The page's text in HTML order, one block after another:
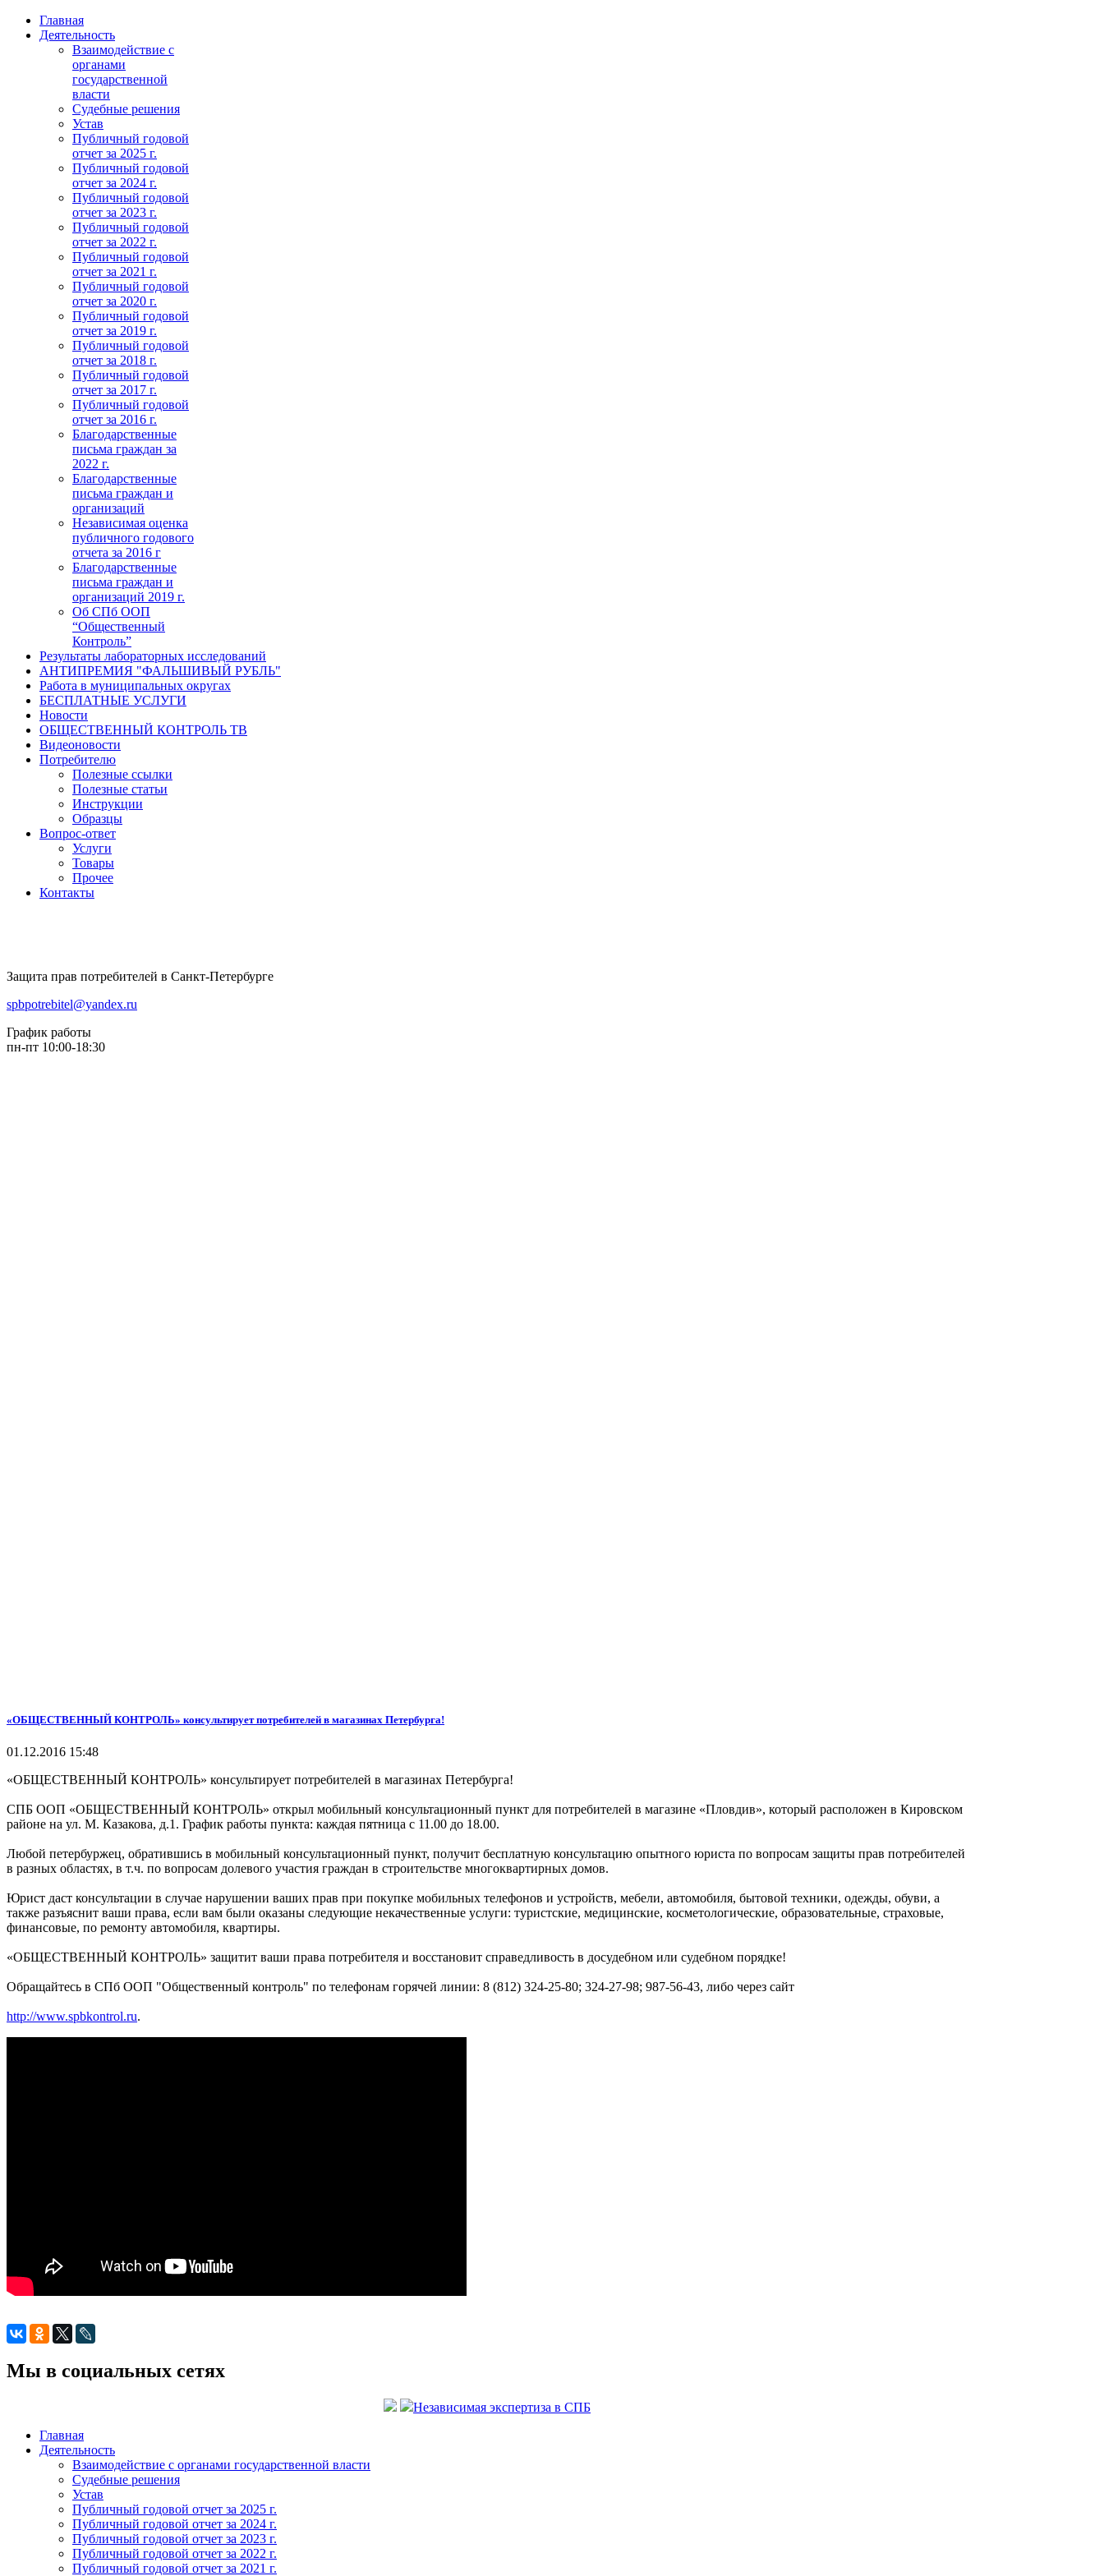
Главная
Деятельность
Взаимодействие с
органами
государственной
власти
Судебные решения
Устав
Публичный годовой
отчет за 2025 г.
Публичный годовой
отчет за 2024 г.
Публичный годовой
отчет за 2023 г.
Публичный годовой
отчет за 2022 г.
Публичный годовой
отчет за 2021 г.
Публичный годовой
отчет за 2020 г.
Публичный годовой
отчет за 2019 г.
Публичный годовой
отчет за 2018 г.
Публичный годовой
отчет за 2017 г.
Публичный годовой
отчет за 2016 г.
Благодарственные
письма граждан за
2022 г.
Благодарственные
письма граждан и
организаций
Независимая оценка
публичного годового
отчета за 2016 г
Благодарственные
письма граждан и
организаций 2019 г.
Об СПб ООП
“Общественный
Контроль”
Результаты лабораторных исследований
АНТИПРЕМИЯ "ФАЛЬШИВЫЙ РУБЛЬ"
Работа в муниципальных округах
БЕСПЛАТНЫЕ УСЛУГИ
Новости
ОБЩЕСТВЕННЫЙ КОНТРОЛЬ ТВ
Видеоновости
Потребителю
Полезные ссылки
Полезные статьи
Инструкции
Образцы
Вопрос-ответ
Услуги
Товары
Прочее
Контакты
Защита прав потребителей в Санкт-Петербурге
spbpotrebitel@yandex.ru
График работы
пн-пт 10:00-18:30
«ОБЩЕСТВЕННЫЙ КОНТРОЛЬ» консультирует потребителей в магазинах Петербурга!
01.12.2016 15:48
«ОБЩЕСТВЕННЫЙ КОНТРОЛЬ» консультирует потребителей в магазинах Петербурга!
СПБ ООП «ОБЩЕСТВЕННЫЙ КОНТРОЛЬ» открыл мобильный консультационный пункт для потребителей в магазине «Пловдив», который расположен в Кировском
районе на ул. М. Казакова, д.1. График работы пункта: каждая пятница с 11.00 до 18.00.
Любой петербуржец, обратившись в мобильный консультационный пункт, получит бесплатную консультацию опытного юриста по вопросам защиты прав потребителей
в разных областях, в т.ч. по вопросам долевого участия граждан в строительстве многоквартирных домов.
Юрист даст консультации в случае нарушении ваших прав при покупке мобильных телефонов и устройств, мебели, автомобиля, бытовой техники, одежды, обуви, а
также разъяснит ваши права, если вам были оказаны следующие некачественные услуги: туристские, медицинские, косметологические, образовательные, страховые,
финансовые, по ремонту автомобиля, квартиры.
«ОБЩЕСТВЕННЫЙ КОНТРОЛЬ» защитит ваши права потребителя и восстановит справедливость в досудебном или судебном порядке!
Обращайтесь в СПб ООП "Общественный контроль" по телефонам горячей линии: 8 (812) 324-25-80; 324-27-98; 987-56-43, либо через сайт
http://www.spbkontrol.ru.
Мы в социальных сетях
Независимая экспертиза в СПБ
Главная
Деятельность
Взаимодействие с органами государственной власти
Судебные решения
Устав
Публичный годовой отчет за 2025 г.
Публичный годовой отчет за 2024 г.
Публичный годовой отчет за 2023 г.
Публичный годовой отчет за 2022 г.
Публичный годовой отчет за 2021 г.